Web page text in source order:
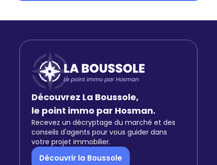
Découvrez La Boussole,
le point immo par Hosman.
Recevez un décryptage du marché et des
conseils d'agents pour vous guider dans
votre projet immobilier.
Découvrir la Boussole